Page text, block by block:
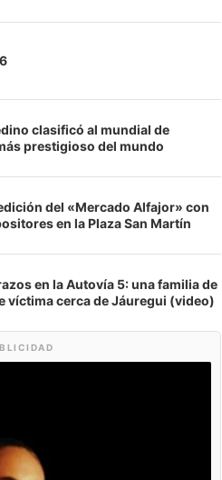
clasificó al mundial de
prestigioso del mundo
del «Mercado Alfajor» con
en la Plaza San Martín
en la Autovía 5: una familia de
víctima cerca de Jáuregui (video)